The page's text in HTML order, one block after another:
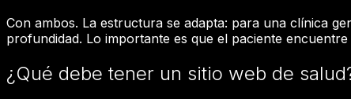
Con ambos. La estructura se adapta: para una clínica
profundidad. Lo importante es que el paciente
¿Qué debe tener un sitio web de